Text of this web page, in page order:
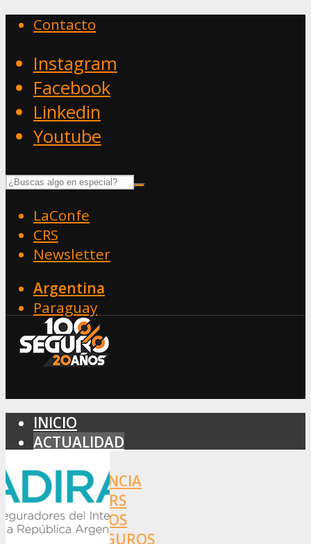
Contacto
Instagram
Facebook
Linkedin
Youtube
LaConfe
CRS
Newsletter
Argentina
Paraguay
INICIO
ACTUALIDAD
ASISTENCIA
BROKERS
SEGUROS
REASEGUROS